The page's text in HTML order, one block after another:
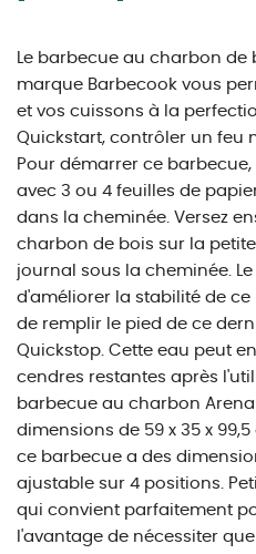
Le barbecue au charbon de
marque Barbecook vous
et vos cuissons à la
Quickstart, contrôler un feu
Pour démarrer ce
avec 3 ou 4 feuilles de
dans la cheminée. Versez
charbon de bois sur la
journal sous la cheminée.
d'améliorer la stabilité de
de remplir le pied de ce
Quickstop. Cette eau peut
cendres restantes après
barbecue au charbon Arena
dimensions de 59 x 35 x
ce barbecue a des
ajustable sur 4 positions.
qui convient parfaitement
l'avantage de nécessiter